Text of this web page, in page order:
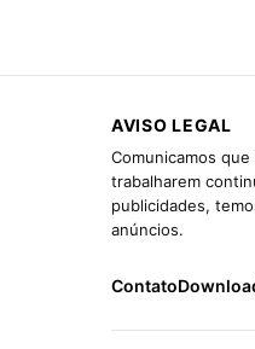
AVISO LEGAL
Comunicamos que
trabalharem
publicidades,
anúncios.
Contato